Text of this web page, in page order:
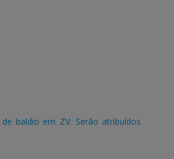
baldio em ZV. Serão atribuídos